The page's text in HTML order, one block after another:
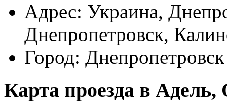
Адрес: Украина,
Днепропетровск,
Город: Днепропетровск
Карта проезда в